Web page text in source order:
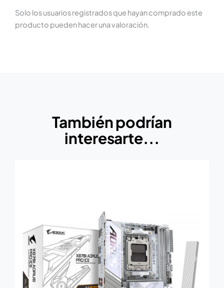
Solo los usuarios registrados que hayan comprado este
producto pueden hacer una valoración.
También podrían
interesarte...